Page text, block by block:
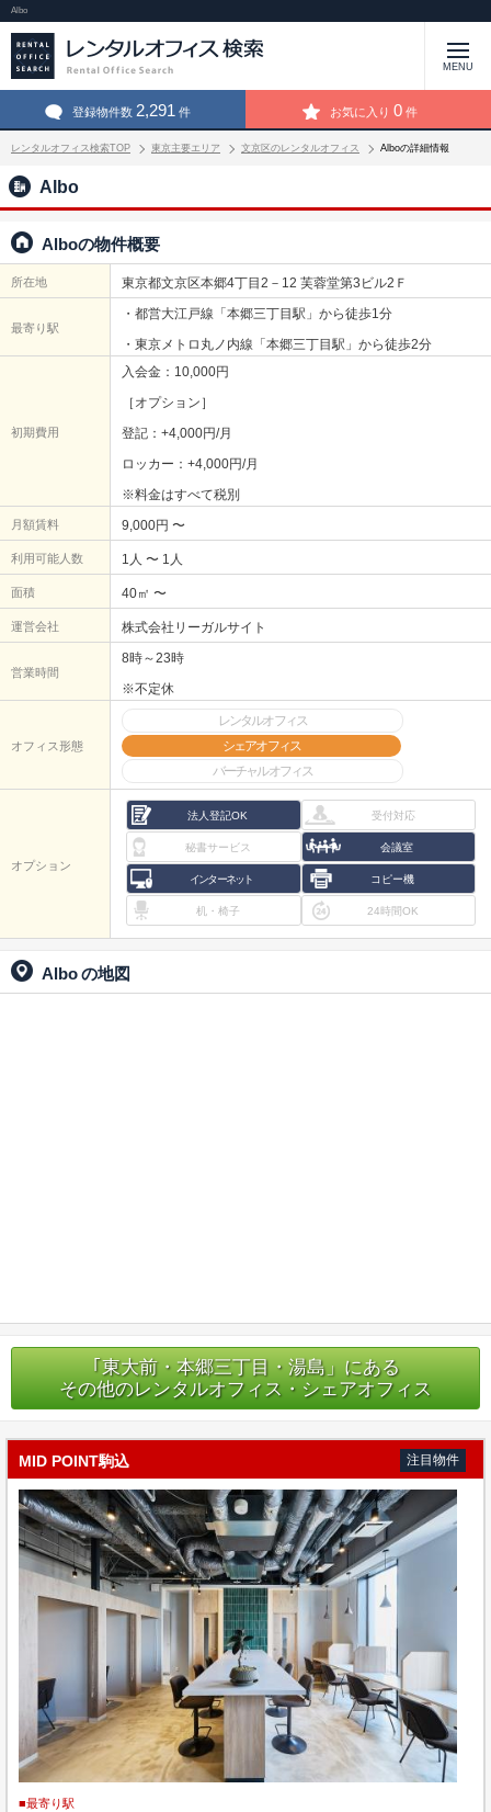
Albo
MENU
登録物件数 2,291 件 お気に入り 0 件
レンタルオフィス検索TOP 東京主要エリア 文京区のレンタルオフィス Alboの詳細情報
Albo
Alboの物件概要
所在地 東京都文京区本郷4丁目2－12 芙蓉堂第3ビル2Ｆ
最寄り駅
・都営大江戸線「本郷三丁目駅」から徒歩1分
・東京メトロ丸ノ内線「本郷三丁目駅」から徒歩2分
初期費用
入会金：10,000円
［オプション］
登記：+4,000円/月
ロッカー：+4,000円/月
※料金はすべて税別
月額賃料 9,000円 〜
利用可能人数 1人 〜 1人
面積 40㎡ 〜
運営会社 株式会社リーガルサイト
営業時間
8時～23時
※不定休
オフィス形態
レンタルオフィス
シェアオフィス
バーチャルオフィス
オプション
法人登記OK 受付対応
秘書サービス 会議室
インターネット コピー機
机・椅子 24時間OK
Alboの地図
｢東大前・本郷三丁目・湯島」にある
その他のレンタルオフィス・シェアオフィス
MID POINT駒込 注目物件
■最寄り駅